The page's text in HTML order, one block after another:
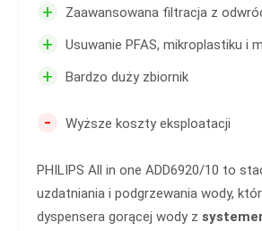
+ Zaawansowana filtracja z
+ Usuwanie PFAS, mikroplastiku i
+ Bardzo duży zbiornik
- Wyższe koszty eksploatacji
PHILIPS All in one ADD6920/10 to
uzdatniania i podgrzewania wody,
dyspensera gorącej wody z